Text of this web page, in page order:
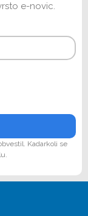
e-novic.
Kadarkoli se